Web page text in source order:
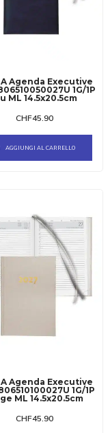
Agenda Executive
1G/1P
ML 14.5x20.5cm
CHF45.90
AGGIUNGI AL CARRELLO
Agenda Executive
1G/1P
ML 14.5x20.5cm
CHF45.90